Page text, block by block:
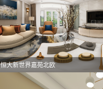
恒大新世界嘉苑北欧